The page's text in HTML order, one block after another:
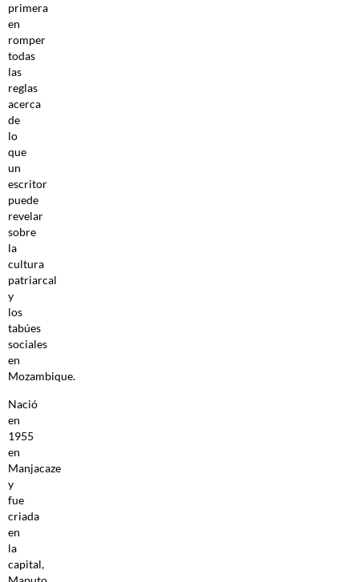
primera
en
romper
todas
las
reglas
acerca
de
lo
que
un
escritor
puede
revelar
sobre
la
cultura
patriarcal
y
los
tabúes
sociales
en
Mozambique.
Nació
en
1955
en
Manjacaze
y
fue
criada
en
la
capital,